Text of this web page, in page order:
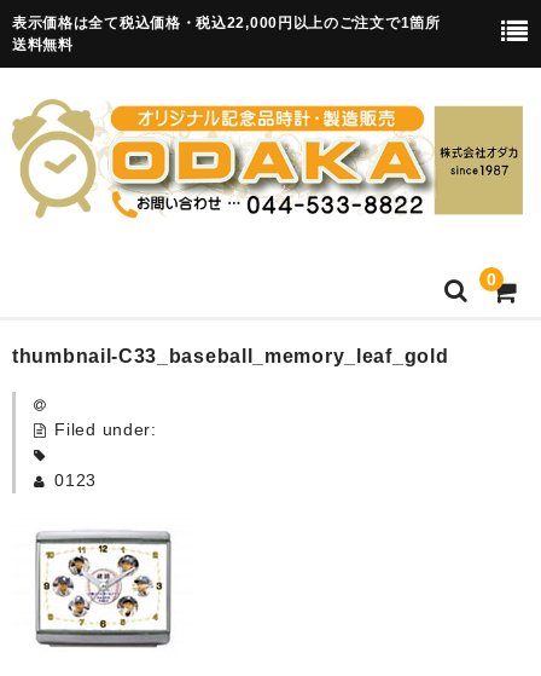
表示価格は全て税込価格・税込22,000円以上のご注文で1箇所
送料無料
0
HOME
卒園記念品
カード付フォトフレームクロック(集合)
目覚まし時計(集合＋個別)
thumbnail-C33_baseball_memory_leaf_gold
Filed under:
0123